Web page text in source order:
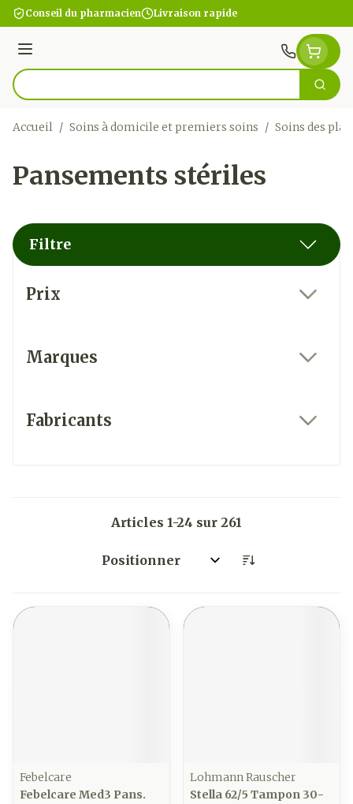
Aller au contenu
Conseil du pharmacien Livraison rapide
Menu
Rechercher
Accueil / Soins à domicile et premiers soins / Soins des
Pansements stériles
Filtre
Prix
Marques
Fabricants
Articles 1-24 sur 261
Trier par:
Febelcare
Febelcare Med3 Pans.
Lohmann Rauscher
Stella 62/5 Tampon 30-